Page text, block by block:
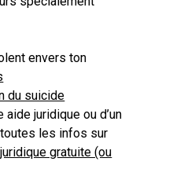
envers ton
du suicide
aide juridique ou d’un
les infos sur
gratuite (ou